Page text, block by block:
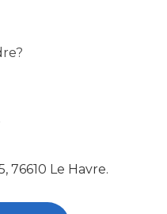
76610 Le Havre.